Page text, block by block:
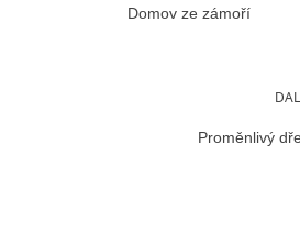
Domov ze zámoří
Proměnlivý